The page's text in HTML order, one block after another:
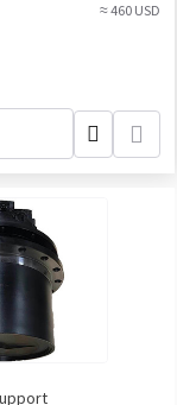
≈ 460 USD